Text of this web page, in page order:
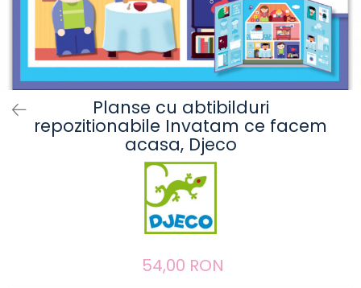
Planse cu abtibilduri
repozitionabile Invatam ce facem
acasa, Djeco
54,00 RON